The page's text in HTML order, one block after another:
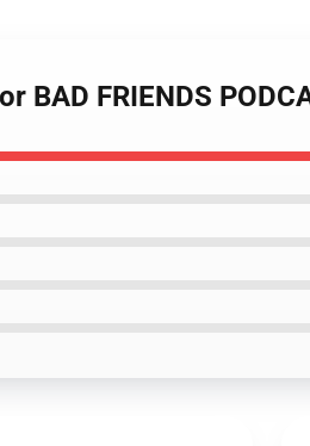
BAD FRIENDS